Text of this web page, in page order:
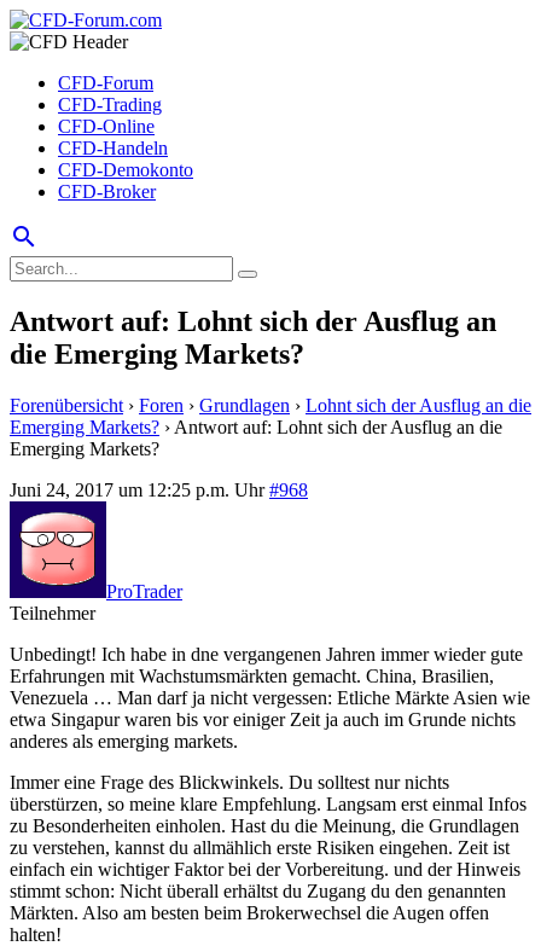
CFD-Forum
CFD-Trading
CFD-Online
CFD-Handeln
CFD-Demokonto
CFD-Broker
search
Antwort auf: Lohnt sich der Ausflug an
die Emerging Markets?
Forenübersicht › Foren › Grundlagen › Lohnt sich der Ausflug an die
Emerging Markets? › Antwort auf: Lohnt sich der Ausflug an die
Emerging Markets?
Juni 24, 2017 um 12:25 p.m. Uhr #968
ProTrader
Teilnehmer
Unbedingt! Ich habe in dne vergangenen Jahren immer wieder gute
Erfahrungen mit Wachstumsmärkten gemacht. China, Brasilien,
Venezuela … Man darf ja nicht vergessen: Etliche Märkte Asien wie
etwa Singapur waren bis vor einiger Zeit ja auch im Grunde nichts
anderes als emerging markets.
Immer eine Frage des Blickwinkels. Du solltest nur nichts
überstürzen, so meine klare Empfehlung. Langsam erst einmal Infos
zu Besonderheiten einholen. Hast du die Meinung, die Grundlagen
zu verstehen, kannst du allmählich erste Risiken eingehen. Zeit ist
einfach ein wichtiger Faktor bei der Vorbereitung. und der Hinweis
stimmt schon: Nicht überall erhältst du Zugang du den genannten
Märkten. Also am besten beim Brokerwechsel die Augen offen
halten!